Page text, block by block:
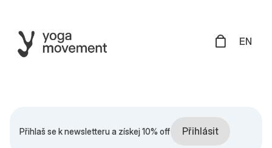
EN
Přihlaš se k newsletteru a získej 10% off Přihlásit